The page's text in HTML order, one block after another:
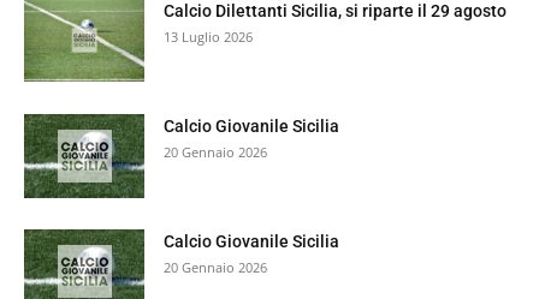
Calcio Dilettanti Sicilia, si riparte il 29 agosto
13 Luglio 2026
Calcio Giovanile Sicilia
20 Gennaio 2026
Calcio Giovanile Sicilia
20 Gennaio 2026